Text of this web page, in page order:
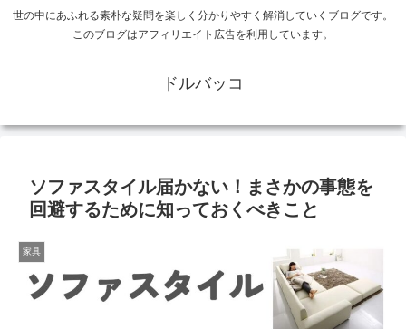
世の中にあふれる素朴な疑問を楽しく分かりやすく解消していくブログです。
このブログはアフィリエイト広告を利用しています。
ドルバッコ
ソファスタイル届かない！まさかの事態を
回避するために知っておくべきこと
家具